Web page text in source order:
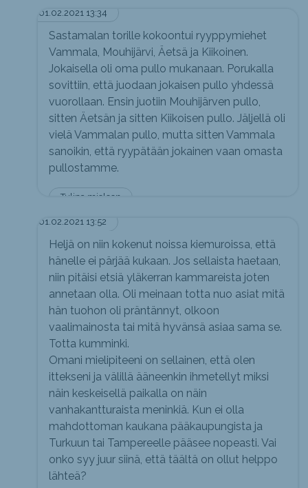
01.02.2021 13:34
Tulipa mieleen
Sastamalan torille kokoontui ryyppymiehet
Vammala, Mouhijärvi, Äetsä ja Kiikoinen.
Jokaisella oli oma pullo mukanaan. Porukalla
sovittiin, että juodaan jokaisen pullo yhdessä
vuorollaan. Ensin juotiin Mouhijärven pullo,
sitten Äetsän ja sitten Kiikoisen pullo. Jäljellä oli
vielä Vammalan pullo, mutta sitten Vammala
sanoikin, että ryypätään jokainen vaan omasta
pullostamme.
01.02.2021 13:52
Heljä on niin kokenut noissa kiemuroissa, että
hänelle ei pärjää kukaan. Jos sellaista haetaan,
niin pitäisi etsiä yläkerran kammareista joten
annetaan olla. Oli meinaan totta nuo asiat mitä
hän tuohon oli präntännyt, olkoon
vaalimainosta tai mitä hyvänsä asiaa sama se.
Totta kumminki.
Omani mielipiteeni on sellainen, että olen
ittekseni ja välillä ääneenkin ihmetellyt miksi
näin keskeisellä paikalla on näin
vanhakantturaista meninkiä. Kun ei olla
mahdottoman kaukana pääkaupungista ja
Turkuun tai Tampereelle pääsee nopeasti. Vai
onko syy juur siinä, että täältä on ollut helppo
lähteä?